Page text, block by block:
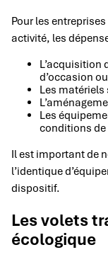
Pour les
activité, les
L’acquisition
d’occasion
Les
Les
conditions
Il est important de
l’identique
dispositif.
Les volets
écologique